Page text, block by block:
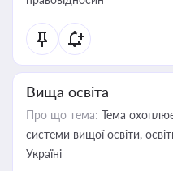
Вища освіта
Про що тема: Тема
системи вищої освіти,
Україні